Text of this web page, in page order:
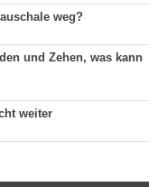
weg?
und Zehen, was kann
weiter